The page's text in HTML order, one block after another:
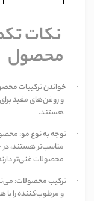
نکات
محصول
· خواندن ترکیبات
و روغن‌های مفید
هستند.
· توجه به نوع مو:
مناسب‌تر هستند،
محصولات غنی‌تر
· ترکیب محصولات:
و مرطوب‌کننده را با